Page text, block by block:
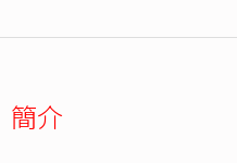
簡介